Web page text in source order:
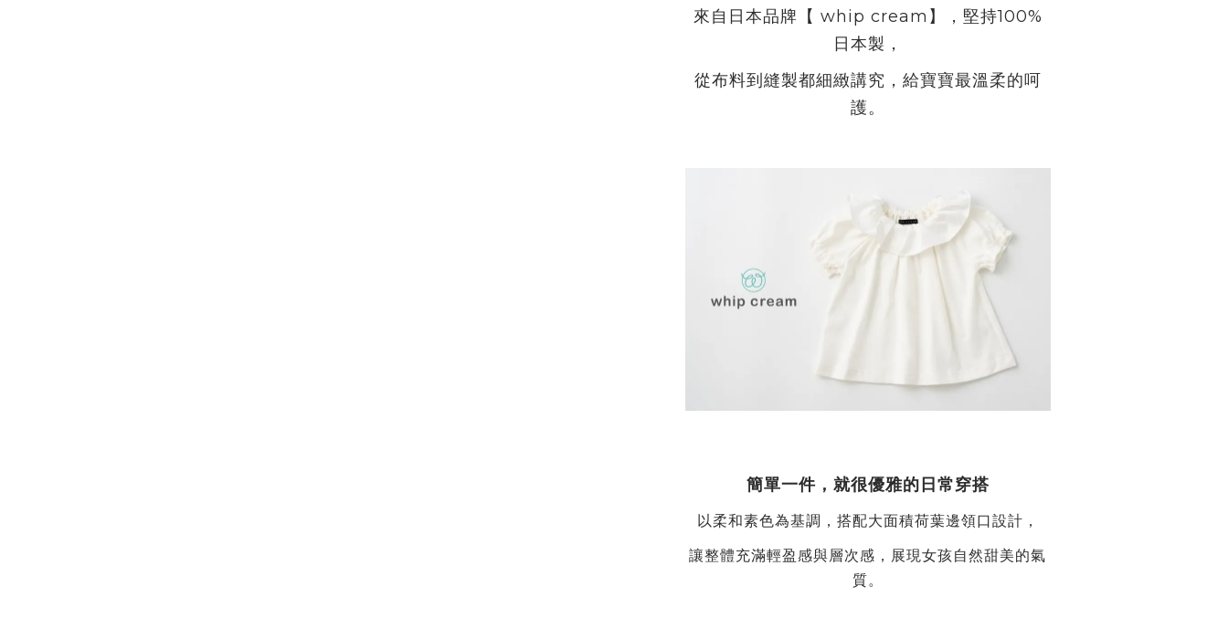
來自日本品牌【 whip cream 】，堅持100%
日本製，
從布料到縫製都細緻講究，給寶寶最溫柔的呵
護。
簡單一件，就很優雅的日常穿搭
以柔和素色為基調，搭配大面積荷葉邊領口設計，
讓整體充滿輕盈感與層次感，展現女孩自然甜美的氣
質。